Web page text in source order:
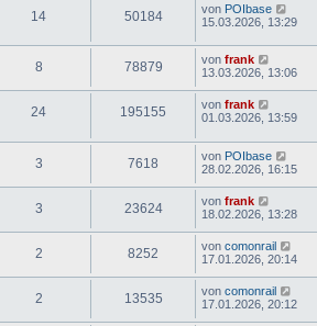
14 50184 von POIbase
15.03.2026, 13:29
8 78879 von frank
13.03.2026, 13:06
24 195155 von frank
01.03.2026, 13:59
3 7618 von POIbase
28.02.2026, 16:15
3 23624 von frank
18.02.2026, 13:28
2 8252 von comonrail
17.01.2026, 20:14
2 13535 von comonrail
17.01.2026, 20:12